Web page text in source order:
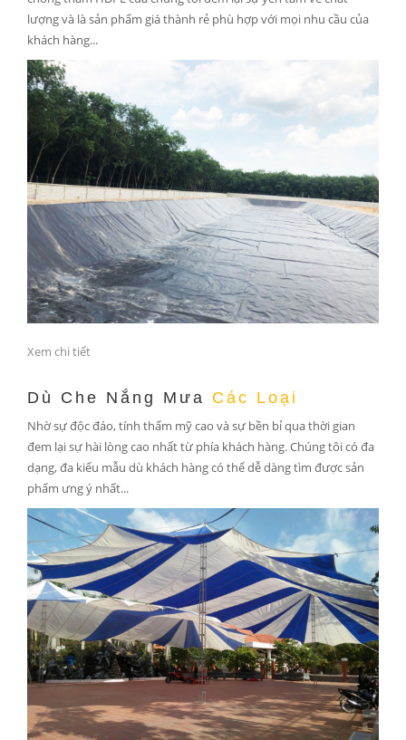
lượng và là sản phẩm giá thành rẻ phù hợp với mọi nhu cầu của
khách hàng...
Xem chi tiết
Dù Che Nắng Mưa Các Loại
Nhờ sự độc đáo, tính thẩm mỹ cao và sự bền bỉ qua thời gian
đem lại sự hài lòng cao nhất từ phía khách hàng. Chúng tôi có đa
dạng, đa kiểu mẫu dù khách hàng có thể dễ dàng tìm được sản
phẩm ưng ý nhất...